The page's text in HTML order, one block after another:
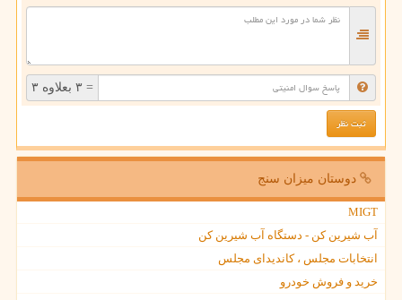
= ۳ بعلاوه ۳
دوستان میزان سنج
MIGT
آب شیرین کن - دستگاه آب شیرین کن
انتخابات مجلس ، کاندیدای مجلس
خرید و فروش خودرو